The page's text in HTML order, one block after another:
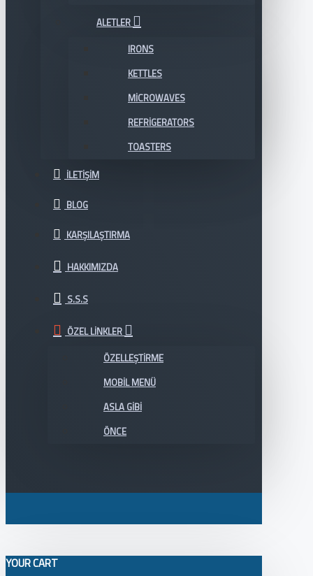
ALETLER
IRONS
KETTLES
MICROWAVES
REFRIGERATORS
TOASTERS
İLETIŞIM
BLOG
KARŞILAŞTIRMA
HAKKIMIZDA
S.S.S
ÖZEL LINKLER
ÖZELLEŞTIRME
MOBIL MENÜ
ASLA GIBI
ÖNCE
YOUR CART